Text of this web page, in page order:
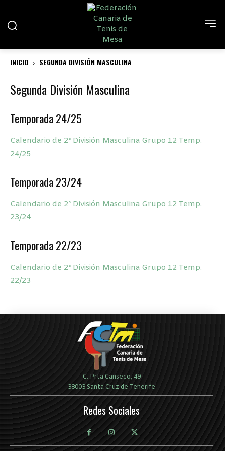
INICIO SEGUNDA DIVISIÓN MASCULINA
Segunda División Masculina
Temporada 24/25
Calendario de 2ª División Masculina Grupo 12 Temp.
24/25
Temporada 23/24
Calendario de 2ª División Masculina Grupo 12 Temp.
23/24
Temporada 22/23
Calendario de 2ª División Masculina Grupo 12 Temp.
22/23
C. Prta Canseco, 49
38003 Santa Cruz de Tenerife
Redes Sociales